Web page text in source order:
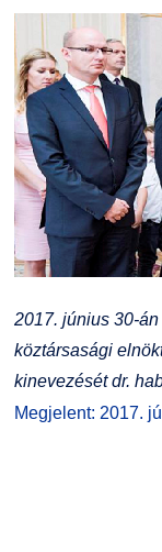
2017. június 30-
köztársasági
kinevezését dr.
Megjelent: 2017.